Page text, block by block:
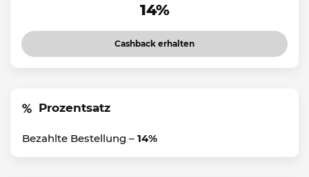
14%
Cashback erhalten
Prozentsatz
Bezahlte Bestellung – 14%